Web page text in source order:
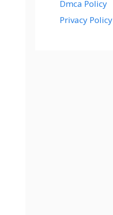
Dmca Policy
Privacy Policy